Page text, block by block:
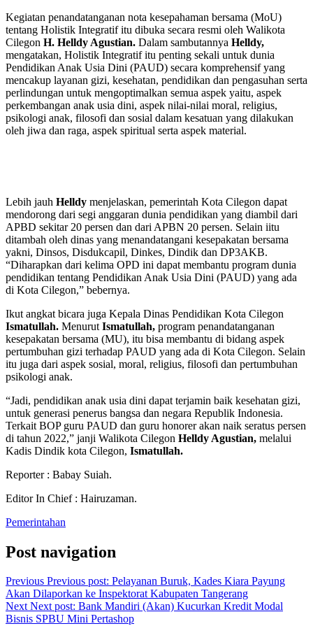
Kegiatan penandatanganan nota kesepahaman bersama (MoU)
tentang Holistik Integratif itu dibuka secara resmi oleh Walikota
Cilegon H. Helldy Agustian. Dalam sambutannya Helldy,
mengatakan, Holistik Integratif itu penting sekali untuk dunia
Pendidikan Anak Usia Dini (PAUD) secara komprehensif yang
mencakup layanan gizi, kesehatan, pendidikan dan pengasuhan serta
perlindungan untuk mengoptimalkan semua aspek yaitu, aspek
perkembangan anak usia dini, aspek nilai-nilai moral, religius,
psikologi anak, filosofi dan sosial dalam kesatuan yang dilakukan
oleh jiwa dan raga, aspek spiritual serta aspek material.
Lebih jauh Helldy menjelaskan, pemerintah Kota Cilegon dapat
mendorong dari segi anggaran dunia pendidikan yang diambil dari
APBD sekitar 20 persen dan dari APBN 20 persen. Selain iitu
ditambah oleh dinas yang menandatangani kesepakatan bersama
yakni, Dinsos, Disdukcapil, Dinkes, Dindik dan DP3AKB.
“Diharapkan dari kelima OPD ini dapat membantu program dunia
pendidikan tentang Pendidikan Anak Usia Dini (PAUD) yang ada
di Kota Cilegon,” bebernya.
Ikut angkat bicara juga Kepala Dinas Pendidikan Kota Cilegon
Ismatullah. Menurut Ismatullah, program penandatanganan
kesepakatan bersama (MU), itu bisa membantu di bidang aspek
pertumbuhan gizi terhadap PAUD yang ada di Kota Cilegon. Selain
itu juga dari aspek sosial, moral, religius, filosofi dan pertumbuhan
psikologi anak.
“Jadi, pendidikan anak usia dini dapat terjamin baik kesehatan gizi,
untuk generasi penerus bangsa dan negara Republik Indonesia.
Terkait BOP guru PAUD dan guru honorer akan naik seratus persen
di tahun 2022,” janji Walikota Cilegon Helldy Agustian, melalui
Kadis Dindik kota Cilegon, Ismatullah.
Reporter : Babay Suiah.
Editor In Chief : Hairuzaman.
Pemerintahan
Post navigation
Previous Previous post: Pelayanan Buruk, Kades Kiara Payung
Akan Dilaporkan ke Inspektorat Kabupaten Tangerang
Next Next post: Bank Mandiri (Akan) Kucurkan Kredit Modal
Bisnis SPBU Mini Pertashop